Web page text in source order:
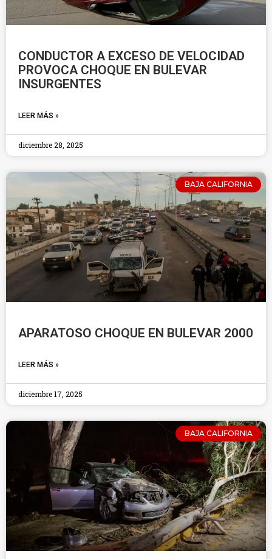
CONDUCTOR A EXCESO DE VELOCIDAD
PROVOCA CHOQUE EN BULEVAR
INSURGENTES
LEER MÁS »
diciembre 28, 2025
BAJA CALIFORNIA
APARATOSO CHOQUE EN BULEVAR 2000
LEER MÁS »
diciembre 17, 2025
BAJA CALIFORNIA